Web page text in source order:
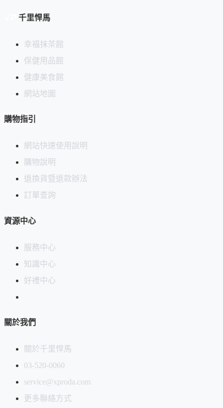
千里悍馬
幸福抹茶館
保健用品館
健康美食館
網站地圖
購物指引
網站快速使用說明
購物說明
退換貨暨退款辦法
訂單查詢
資源中心
服務中心
知識中心
好禮中心
關於我們
關於千里悍馬
03-520-0060
service@xproda.com
更多聯絡方式